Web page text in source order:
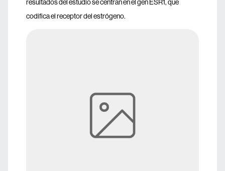
resultados del estudio se centran en el gen ESR1, que
codifica el receptor del estrógeno.